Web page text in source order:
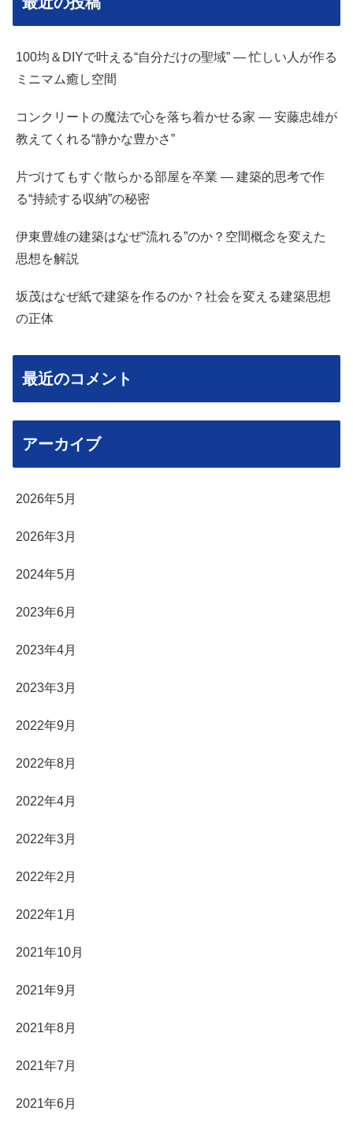
100均＆DIYで叶える“自分だけの聖域” — 忙しい人が作る
ミニマム癒し空間
コンクリートの魔法で心を落ち着かせる家 — 安藤忠雄が
教えてくれる“静かな豊かさ”
片づけてもすぐ散らかる部屋を卒業 — 建築的思考で作
る“持続する収納”の秘密
伊東豊雄の建築はなぜ“流れる”のか？空間概念を変えた
思想を解説
坂茂はなぜ紙で建築を作るのか？社会を変える建築思想
の正体
最近のコメント
アーカイブ
2026年5月
2026年3月
2024年5月
2023年6月
2023年4月
2023年3月
2022年9月
2022年8月
2022年4月
2022年3月
2022年2月
2022年1月
2021年10月
2021年9月
2021年8月
2021年7月
2021年6月